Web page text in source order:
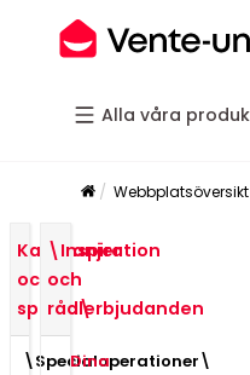
Alla våra
Webbplatsöversikt
Kampanjer
och
specialerbjudanden
\Specialoperationer\
\Inspiration
och
råd\
Dina